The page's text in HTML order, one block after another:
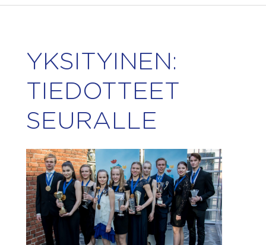
YKSITYINEN:
TIEDOTTEET
SEURALLE